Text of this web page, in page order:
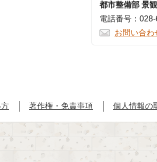
都市整備部 景
電話番号：
お問い合わ
著作権・免責事項 個人情報の